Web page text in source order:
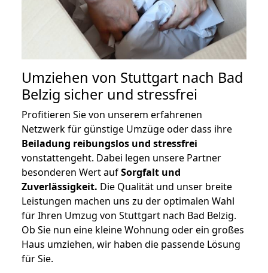
Umziehen von Stuttgart nach Bad
Belzig sicher und stressfrei
Profitieren Sie von unserem erfahrenen
Netzwerk für günstige Umzüge oder dass ihre
Beiladung reibungslos und stressfrei
vonstattengeht. Dabei legen unsere Partner
besonderen Wert aufSorgfalt und
Zuverlässigkeit. Die Qualität und unser breite
Leistungen machen uns zu der optimalen Wahl
für Ihren Umzug von Stuttgart nach Bad Belzig.
Ob Sie nun eine kleine Wohnung oder ein großes
Haus umziehen, wir haben die passende Lösung
für Sie.